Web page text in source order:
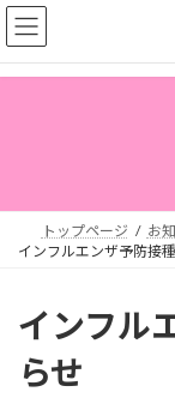
コ
ン
テ
ン
ナ
ビ
ゲ
ー
トップページ お
インフルエンザ予防接
インフル
らせ